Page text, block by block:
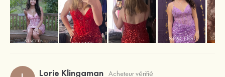
Lorie Klingaman Acheteur vérifié